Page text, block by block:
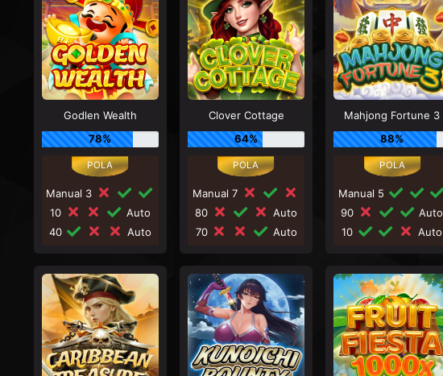
Godlen Wealth
78%
Manual 3
10
Auto
40
Auto
Clover Cottage
64%
Manual 7
80
Auto
70
Auto
Mahjong Fortune 3
88%
Manual 5
90
Auto
10
Auto